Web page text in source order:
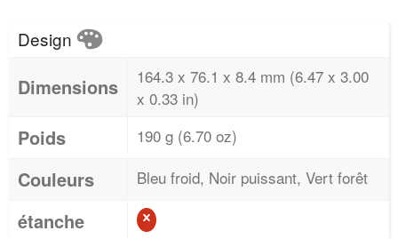
Design
Dimensions
164.3 x 76.1 x 8.4 mm (6.47 x 3.00
x 0.33 in)
Poids 190 g (6.70 oz)
Couleurs Bleu froid, Noir puissant, Vert forêt
étanche